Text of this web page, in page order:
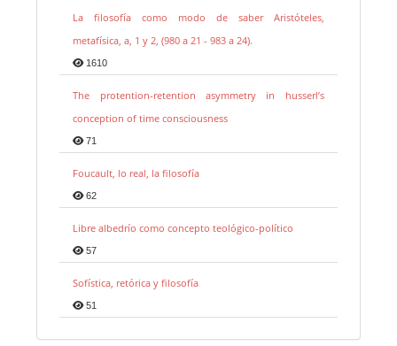
La filosofía como modo de saber Aristóteles,
metafísica, a, 1 y 2, (980 a 21 - 983 a 24).
1610
The protention-retention asymmetry in husserl’s
conception of time consciousness
71
Foucault, lo real, la filosofía
62
Libre albedrío como concepto teológico-político
57
Sofística, retórica y filosofía
51